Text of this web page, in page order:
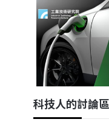
科技人的討論區